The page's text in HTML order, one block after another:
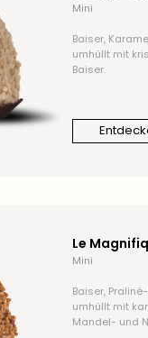
Mini
Baiser,
umhüllt mit
Baiser.
Le
Mini
Baiser,
umhüllt mit
Mandel- und